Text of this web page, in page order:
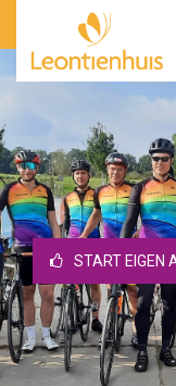
START EIGEN